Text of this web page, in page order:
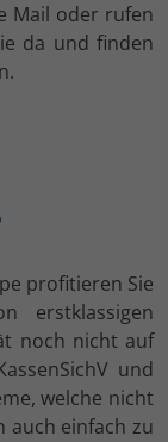
Mail oder rufen
da und finden
profitieren Sie
erstklassigen
noch nicht auf
und
welche nicht
auch einfach zu